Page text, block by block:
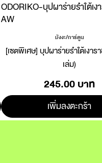
มังงะ/การ์ตูน
[เซตพิเศษ] บุปผาร่ายรำใต้เงาร
เล่ม)
245.00 บาท
เพิ่มลงตะกร้า